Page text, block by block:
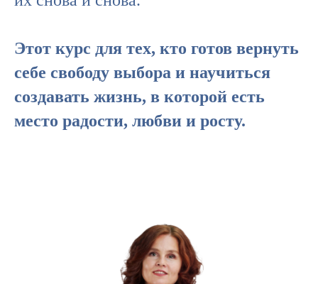
Этот курс для тех, кто готов вернуть
себе свободу выбора и научиться
создавать жизнь, в которой есть
место радости, любви и росту.